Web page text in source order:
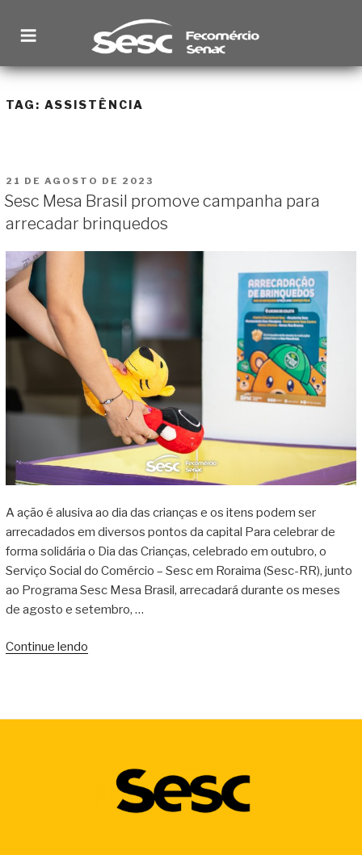
para
conteúdo
SESC RORAIMA
TAG: ASSISTÊNCIA
PUBLICADO
EM
21 DE AGOSTO DE 2023
Sesc Mesa Brasil promove campanha para
arrecadar brinquedos
A ação é alusiva ao dia das crianças e os itens podem ser
arrecadados em diversos pontos da capital Para celebrar de
forma solidária o Dia das Crianças, celebrado em outubro, o
Serviço Social do Comércio – Sesc em Roraima (Sesc-RR), junto
ao Programa Sesc Mesa Brasil, arrecadará durante os meses
de agosto e setembro, …
Continue lendo
brinquedos”